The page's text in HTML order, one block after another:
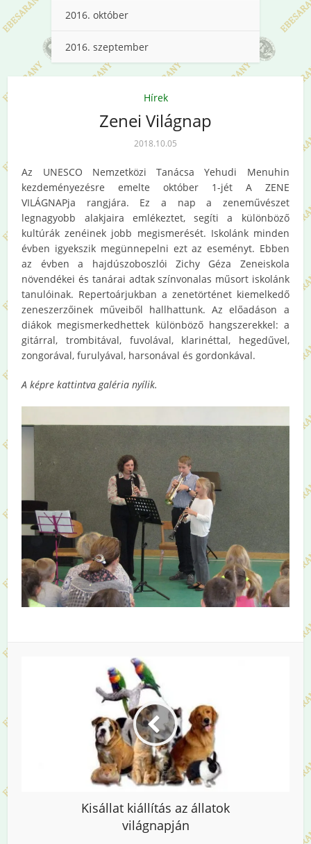
2016. október
2016. szeptember
Hírek
Zenei Világnap
2018.10.05
Az UNESCO Nemzetközi Tanácsa Yehudi Menuhin
kezdeményezésre emelte október 1-jét A ZENE
VILÁGNAPja rangjára. Ez a nap a zeneművészet
legnagyobb alakjaira emlékeztet, segíti a különböző
kultúrák zenéinek jobb megismerését. Iskolánk minden
évben igyekszik megünnepelni ezt az eseményt. Ebben
az évben a hajdúszoboszlói Zichy Géza Zeneiskola
növendékei és tanárai adtak színvonalas műsort iskolánk
tanulóinak. Repertoárjukban a zenetörténet kiemelkedő
zeneszerzőinek műveiből hallhattunk. Az előadáson a
diákok megismerkedhettek különböző hangszerekkel: a
gitárral, trombitával, fuvolával, klarinéttal, hegedűvel,
zongorával, furulyával, harsonával és gordonkával.
A képre kattintva galéria nyílik.
Kisállat kiállítás az állatok
világnapján